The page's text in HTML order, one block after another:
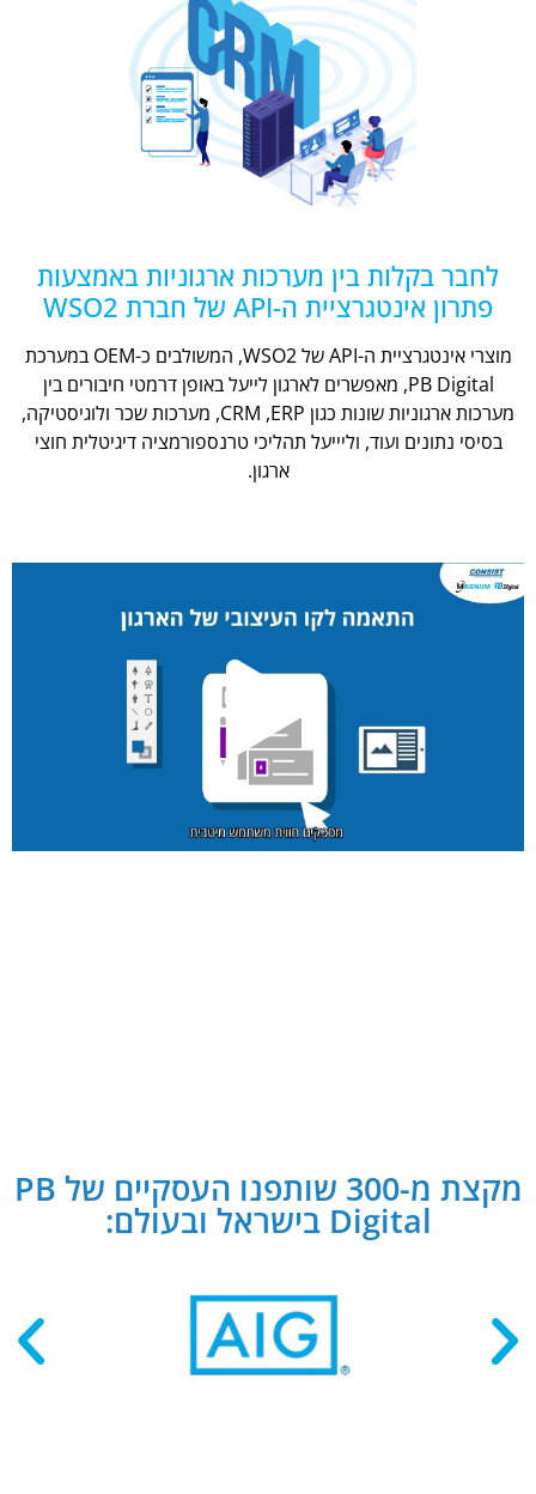
לחבר בקלות בין מערכות ארגוניות באמצעות
פתרון אינטגרציית ה-API של חברת WSO2
מוצרי אינטגרציית ה-API של WSO2, המשולבים כ-OEM במערכת
PB Digital, מאפשרים לארגון לייעל באופן דרמטי חיבורים בין
מערכות ארגוניות שונות כגון CRM ,ERP, מערכות שכר ולוגיסטיקה,
בסיסי נתונים ועוד, וליייעל תהליכי טרנספורמציה דיגיטלית חוצי
ארגון.
מקצת מ-300 שותפנו העסקיים של PB
Digital בישראל ובעולם: